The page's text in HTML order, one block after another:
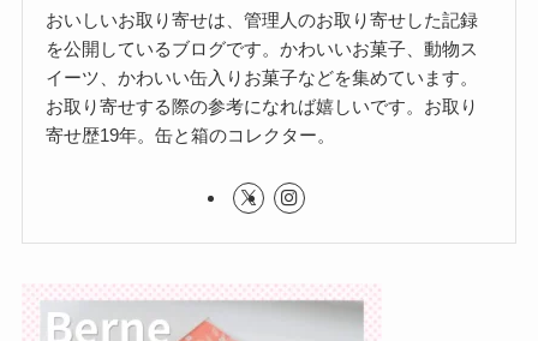
おいしいお取り寄せは、管理人のお取り寄せした記録
を公開しているブログです。かわいいお菓子、動物ス
イーツ、かわいい缶入りお菓子などを集めています。
お取り寄せする際の参考になれば嬉しいです。お取り
寄せ歴19年。缶と箱のコレクター。